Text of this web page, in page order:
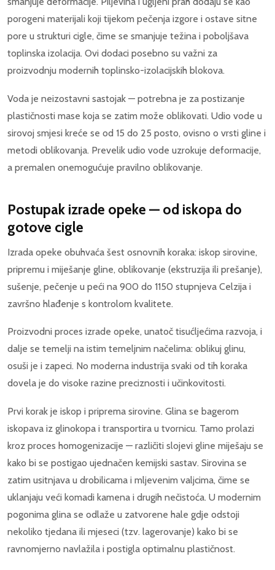
porogeni materijali koji tijekom pečenja izgore i ostave sitne
pore u strukturi cigle, čime se smanjuje težina i poboljšava
toplinska izolacija. Ovi dodaci posebno su važni za
proizvodnju modernih toplinsko-izolacijskih blokova.
Voda je neizostavni sastojak — potrebna je za postizanje
plastičnosti mase koja se zatim može oblikovati. Udio vode u
sirovoj smjesi kreće se od 15 do 25 posto, ovisno o vrsti gline i
metodi oblikovanja. Prevelik udio vode uzrokuje deformacije,
a premalen onemogućuje pravilno oblikovanje.
Postupak izrade opeke — od iskopa do
gotove cigle
Izrada opeke obuhvaća šest osnovnih koraka: iskop sirovine,
pripremu i miješanje gline, oblikovanje (ekstruzija ili prešanje),
sušenje, pečenje u peći na 900 do 1150 stupnjeva Celzija i
završno hlađenje s kontrolom kvalitete.
Proizvodni proces izrade opeke, unatoč tisućljećima razvoja, i
dalje se temelji na istim temeljnim načelima: oblikuj glinu,
osuši je i zapeci. No moderna industrija svaki od tih koraka
dovela je do visoke razine preciznosti i učinkovitosti.
Prvi korak je iskop i priprema sirovine. Glina se bagerom
iskopava iz glinokopa i transportira u tvornicu. Tamo prolazi
kroz proces homogenizacije — različiti slojevi gline miješaju se
kako bi se postigao ujednačen kemijski sastav. Sirovina se
zatim usitnjava u drobilicama i mljevenim valjcima, čime se
uklanjaju veći komadi kamena i drugih nečistoća. U modernim
pogonima glina se odlaže u zatvorene hale gdje odstoji
nekoliko tjedana ili mjeseci (tzv. lagerovanje) kako bi se
ravnomjerno navlažila i postigla optimalnu plastičnost.